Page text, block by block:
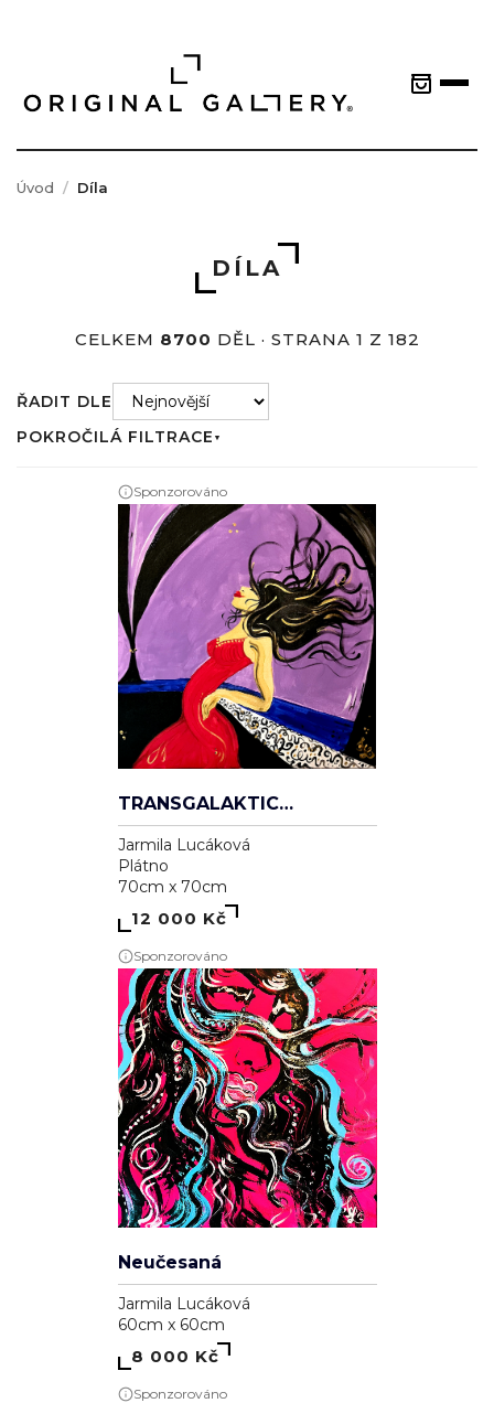
Úvod Díla
DÍLA
CELKEM 8700 DĚL · STRANA 1 Z 182
ŘADIT DLE
POKROČILÁ FILTRACE ▼
Sponzorováno
TRANSGALAKTICKÁ
Jarmila Lucáková
Plátno
70cm x 70cm
12 000 Kč
Sponzorováno
Neučesaná
Jarmila Lucáková
60cm x 60cm
8 000 Kč
Sponzorováno